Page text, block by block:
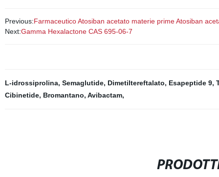
Previous:Farmaceutico Atosiban acetato materie prime Atosiban
Next:Gamma Hexalactone CAS 695-06-7
L-idrossiprolina, Semaglutide, Dimetiltereftalato, Esapeptide 9,
Cibinetide, Bromantano, Avibactam,